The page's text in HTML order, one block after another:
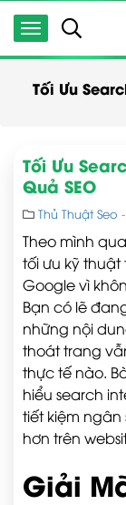
Tối Ưu
Tối Ưu
Quả SEO
Thủ Thuật Seo -
Theo mình
tối ưu kỹ
Google vì
Bạn có lẽ
những nội
thoát trang
thực tế nào.
hiểu search
tiết kiệm
hơn trên
Giải